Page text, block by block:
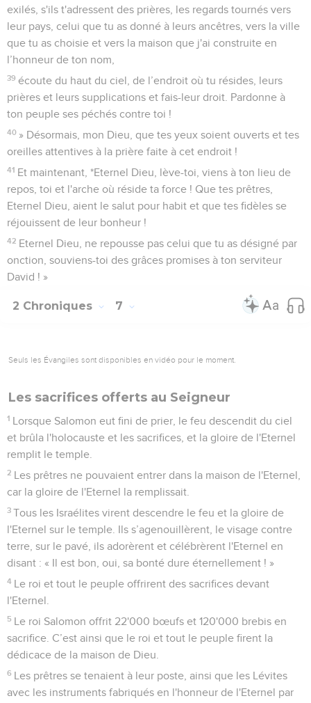
et fais-leur droit !
36 » Admettons qu’ils pèchent contre toi – puisqu’il n'y a
aucun homme qui ne commette pas de péché – et que tu
sois irrité contre eux au point de les livrer à l'ennemi qui les
déportera dans un autre pays, lointain ou proche.
37 S'ils se mettent alors à réfléchir dans le pays où ils seront
exilés, s'ils reviennent à toi et t'adressent des supplications
dans le pays de leur déportation, en disant : ‘Nous avons
péché, nous avons commis l’injustice, nous avons fait le
mal’,
oui, s'ils reviennent à toi de tout leur cœur et de toute leur
âme dans le pays de leur déportation, celui où on les aura
exilés, s'ils t'adressent des prières, les regards tournés vers
leur pays, celui que tu as donné à leurs ancêtres, vers la ville
que tu as choisie et vers la maison que j'ai construite en
prières et leurs supplications et fais-leur droit. Pardonne à
oreilles attentives à la prière faite à cet endroit !
repos, toi et l'arche où réside ta force ! Que tes prêtres,
Eternel Dieu, aient le salut pour habit et que tes fidèles se
réjouissent de leur bonheur !
42 Eternel Dieu, ne repousse pas celui que tu as désigné par
onction, souviens-toi des grâces promises à ton serviteur
David ! »
2 Chroniques 7
Seuls les Évangiles sont disponibles en vidéo pour le moment.
Les sacrifices offerts au Seigneur
et brûla l'holocauste et les sacrifices, et la gloire de l'Eternel
Les prêtres ne pouvaient entrer dans la maison de l'Eternel,